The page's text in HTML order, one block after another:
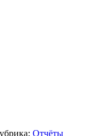
Отчёты